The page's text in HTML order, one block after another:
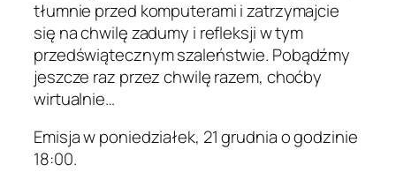
tłumnie przed komputerami i zatrzymajcie
się na chwilę zadumy i refleksji w tym
przedświątecznym szaleństwie. Pobądźmy
jeszcze raz przez chwilę razem, choćby
wirtualnie…
Emisja w poniedziałek, 21 grudnia o godzinie
18:00.